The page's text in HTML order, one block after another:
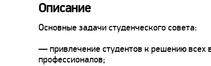
Описание
Основные задачи студенческого совета:
— привлечение студентов к решению всех
профессионалов;